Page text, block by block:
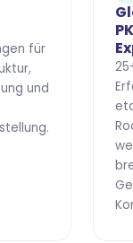
für
und